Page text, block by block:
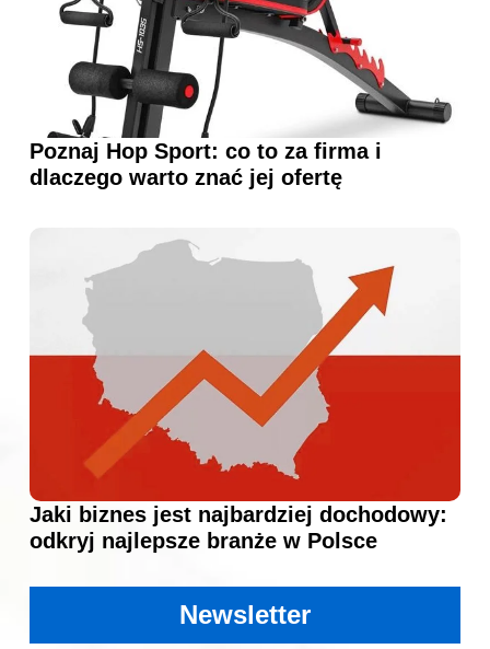
Poznaj Hop Sport: co to za firma i
dlaczego warto znać jej ofertę
Jaki biznes jest najbardziej dochodowy:
odkryj najlepsze branże w Polsce
Newsletter